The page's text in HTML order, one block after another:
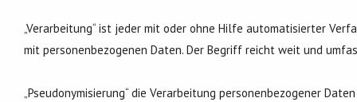
„Verarbeitung“ ist jeder mit oder ohne Hilfe automatisierter
mit personenbezogenen Daten. Der Begriff reicht weit und
„Pseudonymisierung“ die Verarbeitung personenbezogener